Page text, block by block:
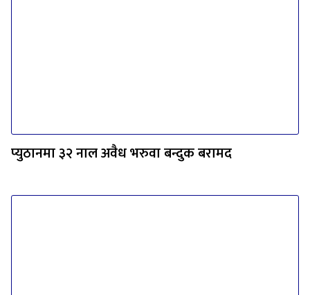
प्युठानमा ३२ नाल अवैध भरुवा बन्दुक बरामद